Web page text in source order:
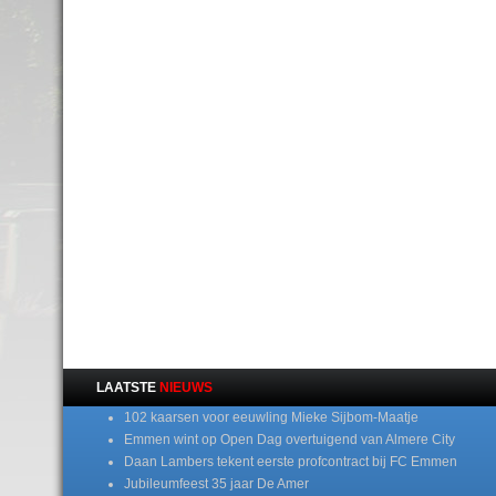
LAATSTE NIEUWS
102 kaarsen voor eeuwling Mieke Sijbom-Maatje
Emmen wint op Open Dag overtuigend van Almere City
Daan Lambers tekent eerste profcontract bij FC Emmen
Jubileumfeest 35 jaar De Amer